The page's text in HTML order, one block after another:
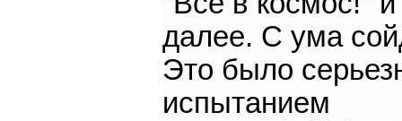
далее. С ума
Это было
испытанием